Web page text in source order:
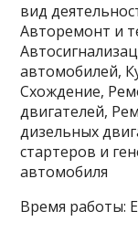
вид
Авторемонт и
автомобилей,
Схождение,
двигателей,
дизельных
стартеров и
автомобиля
Время работы: